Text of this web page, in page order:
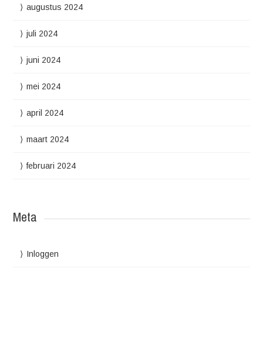
augustus 2024
juli 2024
juni 2024
mei 2024
april 2024
maart 2024
februari 2024
Meta
Inloggen